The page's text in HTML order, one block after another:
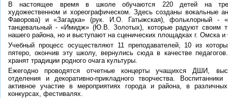
В настоящее время в школе обучаются 220 детей на
художественном и хореографическом. Здесь созданы вокальные
Фаворова) и «Загадка» (рук. И.О. Гатыжская), фольклорный -
танцевальный - «Имидж» (Ю.В. Золотых), которые радуют своим
нашего района, но и выступают на сценических площадках г. Омска
Учебный процесс осуществляют 11 преподавателей, 10 из
пятеро, окончив эту школу, вернулись сюда в качестве
хранят традиции родного очага культуры.
Ежегодно проводятся отчетные концерты учащихся ДШИ,
отделения и декоративно-прикладного творчества.
активное участие в мероприятиях города и района, в
конкурсах, фестивалях.